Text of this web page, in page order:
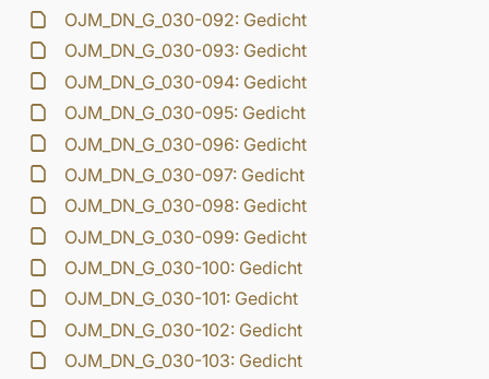
OJM_DN_G_030-092: Gedicht
OJM_DN_G_030-093: Gedicht
OJM_DN_G_030-094: Gedicht
OJM_DN_G_030-095: Gedicht
OJM_DN_G_030-096: Gedicht
OJM_DN_G_030-097: Gedicht
OJM_DN_G_030-098: Gedicht
OJM_DN_G_030-099: Gedicht
OJM_DN_G_030-100: Gedicht
OJM_DN_G_030-101: Gedicht
OJM_DN_G_030-102: Gedicht
OJM_DN_G_030-103: Gedicht